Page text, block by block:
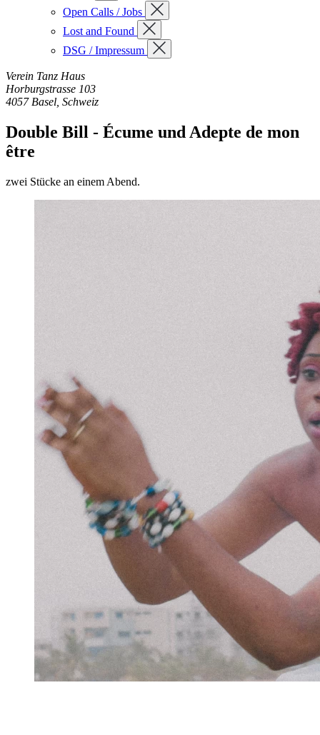
Open Calls / Jobs
Lost and Found
DSG / Impressum
Verein Tanz Haus
Horburgstrasse 103
4057 Basel, Schweiz
Double Bill - Écume und Adepte de mon
être
zwei Stücke an einem Abend.